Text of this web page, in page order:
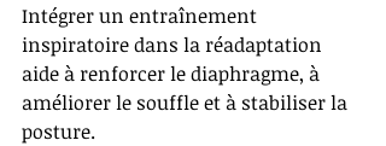
Intégrer un entraînement
inspiratoire dans la réadaptation
aide à renforcer le diaphragme, à
améliorer le souffle et à stabiliser la
posture.